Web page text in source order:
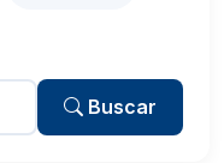
Buscar